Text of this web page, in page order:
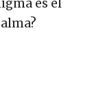
es el